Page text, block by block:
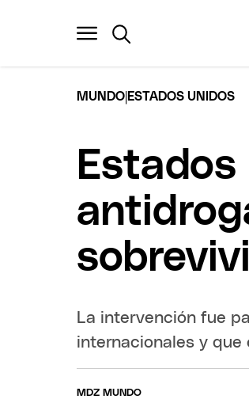
MUNDO ESTADOS UNIDOS
La intervención fue
internacionales y que
MDZ MUNDO